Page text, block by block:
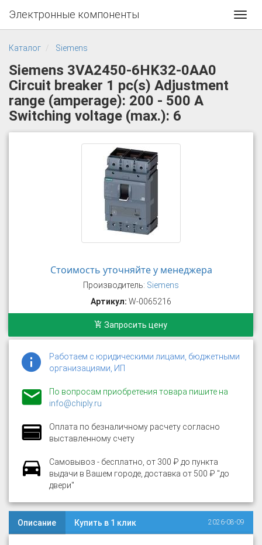
Электронные компоненты
Каталог Siemens
Siemens 3VA2450-6HK32-0AA0
Circuit breaker 1 pc(s) Adjustment
range (amperage): 200 - 500 A
Switching voltage (max.): 6
Стоимость уточняйте у менеджера
Производитель: Siemens
Артикул: W-0065216
Запросить цену
Работаем с юридическими лицами, бюджетными
организациями, ИП
По вопросам приобретения товара пишите на
info@chiply.ru
Оплата по безналичному расчету согласно
выставленному счету
Самовывоз - бесплатно, от 300 ₽ до пункта
выдачи в Вашем городе, доставка от 500 ₽ "до
двери"
Описание Купить в 1 клик 2026-08-09